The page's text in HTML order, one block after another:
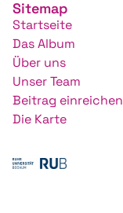
Sitemap
Startseite
Das Album
Über uns
Unser Team
Beitrag einreichen
Die Karte